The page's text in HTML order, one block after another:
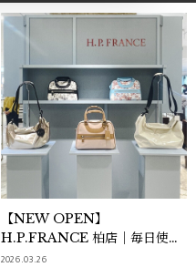
【NEW OPEN】
H.P.FRANCE 柏店｜毎日使い
たくなるバッグとジュエリー
2026.03.26